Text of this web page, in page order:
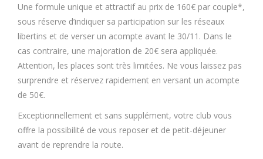
Une formule unique et attractif au prix de 160€ par couple*,
sous réserve d’indiquer sa participation sur les réseaux
libertins et de verser un acompte avant le 30/11. Dans le
cas contraire, une majoration de 20€ sera appliquée.
Attention, les places sont très limitées. Ne vous laissez pas
surprendre et réservez rapidement en versant un acompte
de 50€.
Exceptionnellement et sans supplément, votre club vous
offre la possibilité de vous reposer et de petit-déjeuner
avant de reprendre la route.